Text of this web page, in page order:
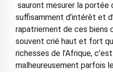
sauront mesurer la
suffisamment d’intérêt et
rapatriement de ces biens
souvent crié haut et fort
richesses de l’Afrique,
malheureusement parfois